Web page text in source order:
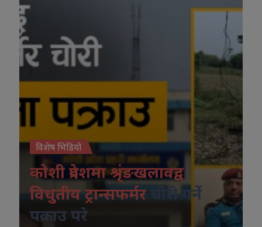
विशेष भिडियो
कोशी प्रदेशमा श्रृंङखलावद्व
विधुतीय ट्रान्सफर्मर
चोरी गर्ने
पक्राउ परे